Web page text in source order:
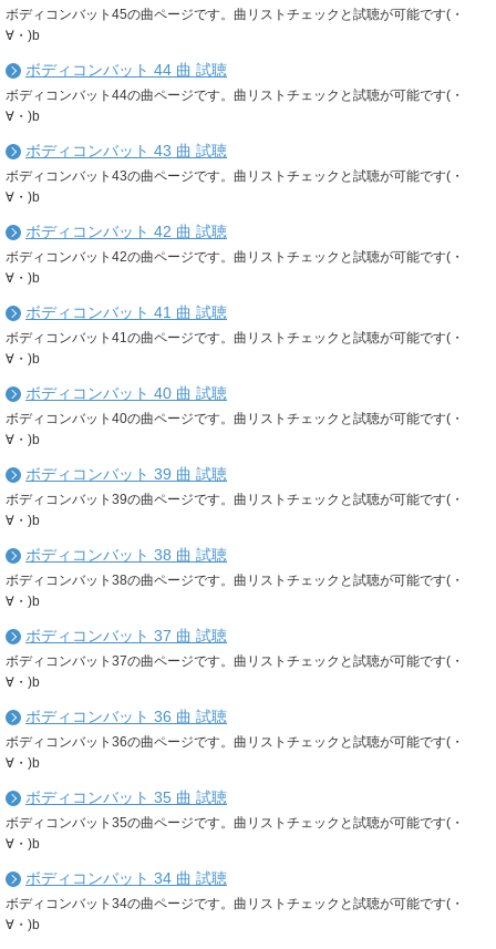
ボディコンバット45の曲ページです。曲リストチェックと試聴が可能です(・
∀・)b
ボディコンバット 44 曲 試聴
ボディコンバット44の曲ページです。曲リストチェックと試聴が可能です(・
∀・)b
ボディコンバット 43 曲 試聴
ボディコンバット43の曲ページです。曲リストチェックと試聴が可能です(・
∀・)b
ボディコンバット 42 曲 試聴
ボディコンバット42の曲ページです。曲リストチェックと試聴が可能です(・
∀・)b
ボディコンバット 41 曲 試聴
ボディコンバット41の曲ページです。曲リストチェックと試聴が可能です(・
∀・)b
ボディコンバット 40 曲 試聴
ボディコンバット40の曲ページです。曲リストチェックと試聴が可能です(・
∀・)b
ボディコンバット 39 曲 試聴
ボディコンバット39の曲ページです。曲リストチェックと試聴が可能です(・
∀・)b
ボディコンバット 38 曲 試聴
ボディコンバット38の曲ページです。曲リストチェックと試聴が可能です(・
∀・)b
ボディコンバット 37 曲 試聴
ボディコンバット37の曲ページです。曲リストチェックと試聴が可能です(・
∀・)b
ボディコンバット 36 曲 試聴
ボディコンバット36の曲ページです。曲リストチェックと試聴が可能です(・
∀・)b
ボディコンバット 35 曲 試聴
ボディコンバット35の曲ページです。曲リストチェックと試聴が可能です(・
∀・)b
ボディコンバット 34 曲 試聴
ボディコンバット34の曲ページです。曲リストチェックと試聴が可能です(・
∀・)b